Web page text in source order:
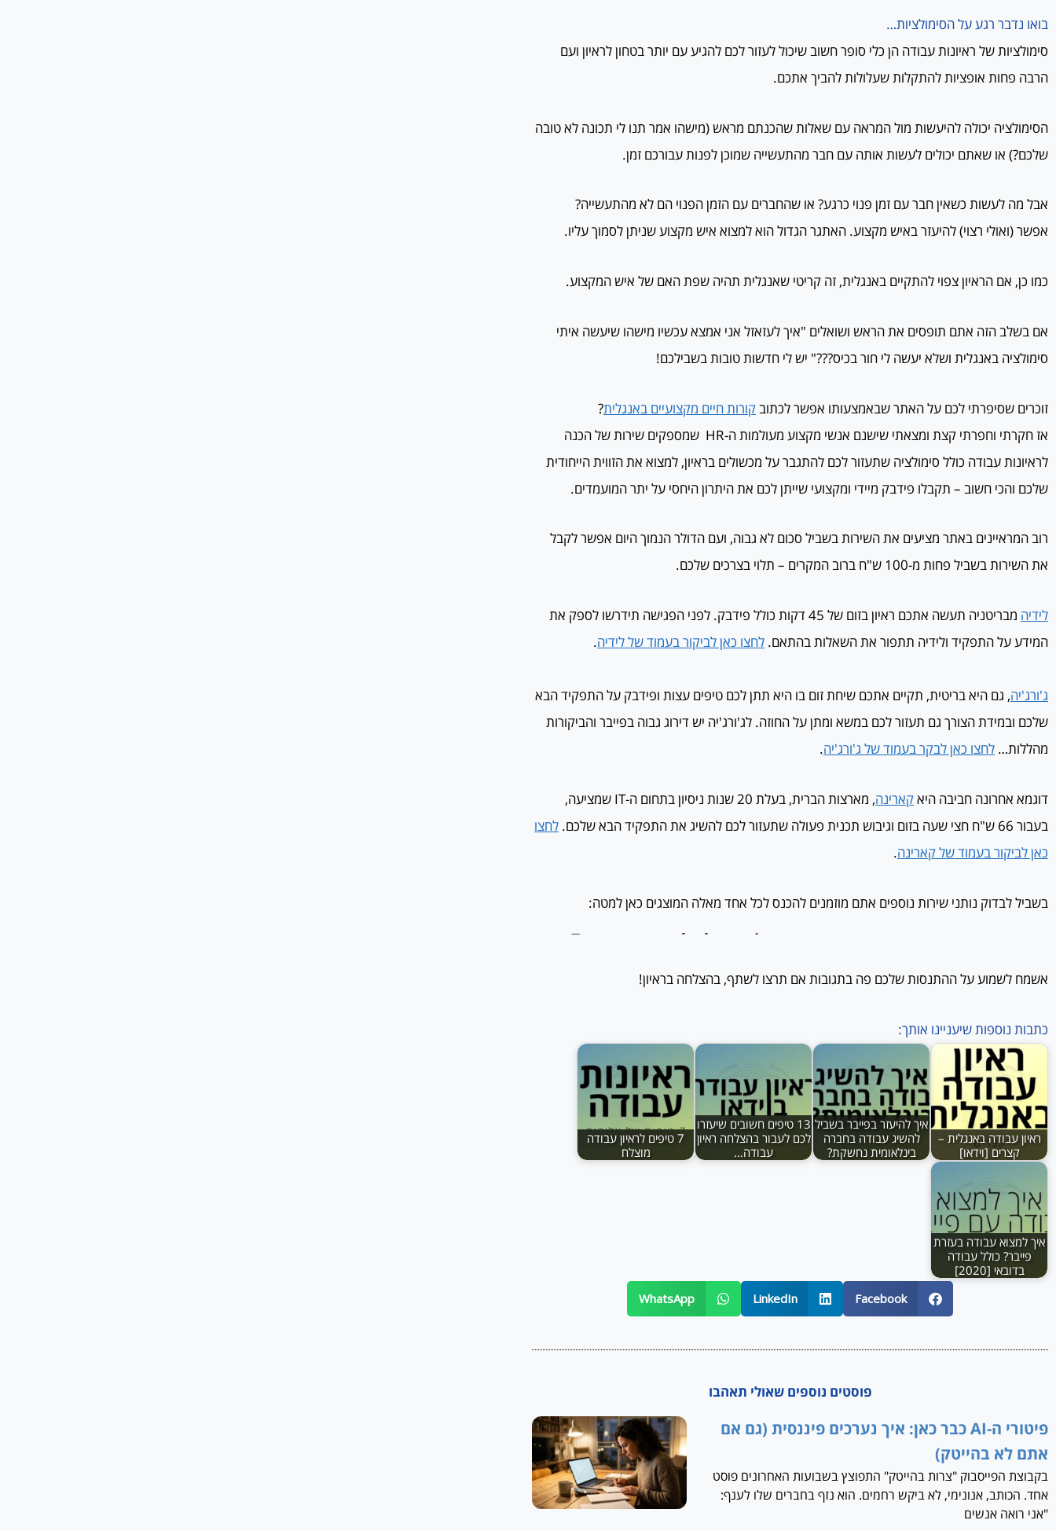
בואו נדבר רגע על הסימולציות…
סימולציות של ראיונות עבודה הן כלי סופר חשוב שיכול לעזור לכם להגיע עם יותר בטחון לראיון ועם
הרבה פחות אופציות להתקלות שעלולות להביך אתכם.
הסימולציה יכולה להיעשות מול המראה עם שאלות שהכנתם מראש (מישהו אמר תנו לי תכונה לא טובה
שלכם?) או שאתם יכולים לעשות אותה עם חבר מהתעשייה שמוכן לפנות עבורכם זמן.
אבל מה לעשות כשאין חבר עם זמן פנוי כרגע? או שהחברים עם הזמן הפנוי הם לא מהתעשייה?
אפשר (ואולי רצוי) להיעזר באיש מקצוע. האתגר הגדול הוא למצוא איש מקצוע שניתן לסמוך עליו.
כמו כן, אם הראיון צפוי להתקיים באנגלית, זה קריטי שאנגלית תהיה שפת האם של איש המקצוע.
אם בשלב הזה אתם תופסים את הראש ושואלים "איך לעזאזל אני אמצא עכשיו מישהו שיעשה איתי
סימולציה באנגלית ושלא יעשה לי חור בכיס???" יש לי חדשות טובות בשבילכם!
זוכרים שסיפרתי לכם על האתר שבאמצעותו אפשר לכתובקורות חיים מקצועיים באנגלית?
אז חקרתי וחפרתי קצת ומצאתי שישנם אנשי מקצוע מעולמות ה-HR שמספקים שירות של הכנה
לראיונות עבודה כולל סימולציה שתעזור לכם להתגבר על מכשולים בראיון, למצוא את הזווית הייחודית
שלכם והכי חשוב – תקבלו פידבק מיידי ומקצועי שייתן לכם את היתרון היחסי על יתר המועמדים.
רוב המראיינים באתר מציעים את השירות בשביל סכום לא גבוה, ועם הדולר הנמוך היום אפשר לקבל
את השירות בשביל פחות מ-100 ש"ח ברוב המקרים – תלוי בצרכים שלכם.
לידיה
מבריטניה תעשה אתכם ראיון בזום של 45 דקות כולל פידבק. לפני הפגישה תידרשו לספק את
המידע על התפקיד ולידיה תתפור את השאלות בהתאם. לחצו כאן לביקור בעמוד של לידיה.
ג'ורג'יה, גם היא בריטית, תקיים אתכם שיחת זום בו היא תתן לכם טיפים עצות ופידבק על התפקיד הבא
שלכם ובמידת הצורך גם תעזור לכם במשא ומתן על החוזה. לג'ורג'יה יש דירוג גבוה בפייבר והביקורות
מהללות… לחצו כאן לבקר בעמוד של ג'ורג'יה.
דוגמא אחרונה חביבה היאקארינה
, מארצות הברית, בעלת 20 שנות ניסיון בתחום ה-IT שמציעה,
בעבור 66 ש"ח חצי שעה בזום וגיבוש תכנית פעולה שתעזור לכם להשיג את התפקיד הבא שלכם.
לחצו
כאן לביקור בעמוד של קארינה.
בשביל לבדוק נותני שירות נוספים אתם מוזמנים להכנס לכל אחד מאלה המוצגים כאן למטה:
אשמח לשמוע על ההתנסות שלכם פה בתגובות אם תרצו לשתף, בהצלחה בראיון!
כתבות נוספות שיעניינו אותך:
ראיון עבודה באנגלית –
קצרים [וידאו]
איך להיעזר בפייבר בשביל
להשיג עבודה בחברה
בינלאומית נחשקת?
13 טיפים חשובים שיעזרו
לכם לעבור בהצלחה ראיון
עבודה…
7 טיפים לראיון עבודה
מוצלח
איך למצוא עבודה בעזרת
פייבר? כולל עבודה
בדובאי [2020]
Facebook
LinkedIn
WhatsApp
פוסטים נוספים שאולי תאהבו
פיטורי ה-AI כבר כאן: איך נערכים פיננסית (גם אם
אתם לא בהייטק)
בקבוצת הפייסבוק "צרות בהייטק" התפוצץ בשבועות האחרונים פוסט
אחד. הכותב, אנונימי, לא ביקש רחמים. הוא נזף בחברים שלו לענף:
"אני רואה אנשים